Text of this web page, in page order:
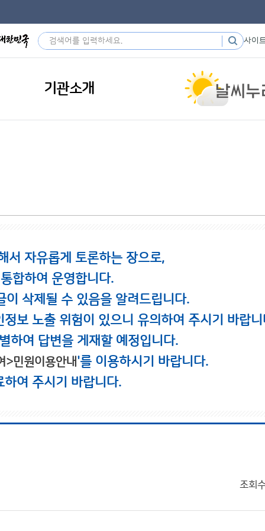
사이
기관소개
서 자유롭게 토론하는 장으로,
합하여 운영합니다.
삭제될 수 있음을 알려드립니다.
보 노출 위험이 있으니 유의하여 주시기 바랍니
하여 답변을 게재할 예정입니다.
>민원이용안내'를 이용하시기 바랍니다.
여 주시기 바랍니다.
조회